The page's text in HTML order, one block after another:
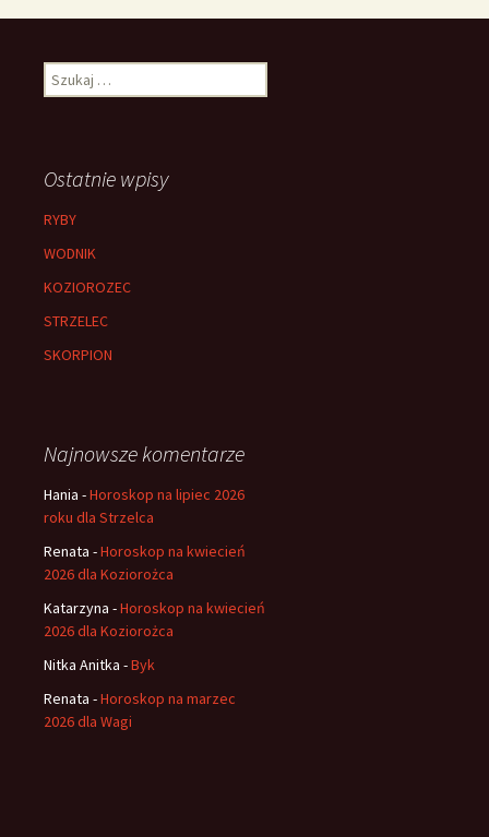
Szukaj:
Ostatnie wpisy
RYBY
WODNIK
KOZIOROZEC
STRZELEC
SKORPION
Najnowsze komentarze
Hania -Horoskop na lipiec 2026
roku dla Strzelca
Renata -Horoskop na kwiecień
2026 dla Koziorożca
Katarzyna -Horoskop na kwiecień
2026 dla Koziorożca
Nitka Anitka -Byk
Renata -Horoskop na marzec
2026 dla Wagi